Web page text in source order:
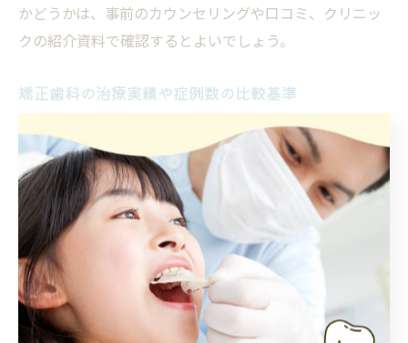
かどうかは、事前のカウンセリングや口コミ、クリニッ
クの紹介資料で確認するとよいでしょう。
矯正歯科の治療実績や症例数の比較基準
矯正歯科選びの重要な判断材料の一つに治療実績や症例
数があります。実績が豊富なクリニックは多様な症例に
対応可能で、難しいケースにも適切な治療計画を立てら
れる専門性が期待できます。症例数が多いことは、技術
力の高さや経験の蓄積を示す指標となります。
比較する際は、単に症例数だけでなく、専門医の在籍状
況や認定医資格の有無、治療成功例の具体的な内容や患
者満足度も確認しましょう。これらの情報を総合的に判